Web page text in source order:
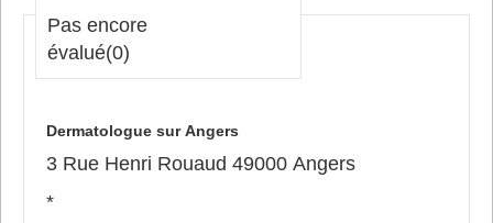
Pas encore
évalué(0)
Dermatologue sur Angers
3 Rue Henri Rouaud 49000 Angers
*